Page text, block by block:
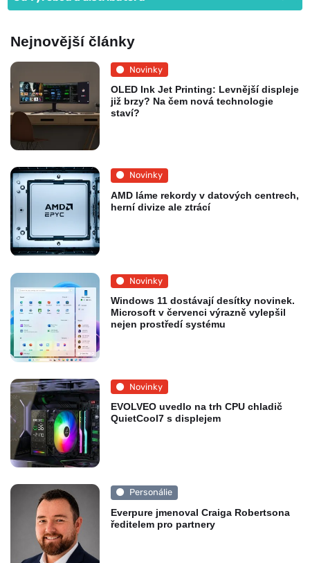
Nejnovější články
Novinky
OLED Ink Jet Printing: Levnější displeje
již brzy? Na čem nová technologie
staví?
Novinky
AMD láme rekordy v datových centrech,
herní divize ale ztrácí
Novinky
Windows 11 dostávají desítky novinek.
Microsoft v červenci výrazně vylepšil
nejen prostředí systému
Novinky
EVOLVEO uvedlo na trh CPU chladič
QuietCool7 s displejem
Personálie
Everpure jmenoval Craiga Robertsona
ředitelem pro partnery